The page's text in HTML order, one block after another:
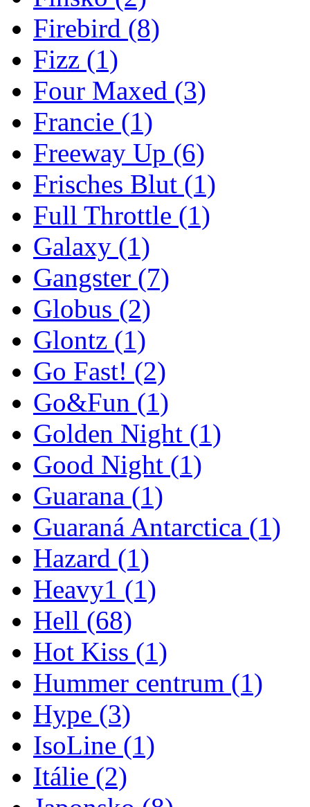
Firebird (8)
Fizz (1)
Four Maxed (3)
Francie (1)
Freeway Up (6)
Frisches Blut (1)
Full Throttle (1)
Galaxy (1)
Gangster (7)
Globus (2)
Glontz (1)
Go Fast! (2)
Go&Fun (1)
Golden Night (1)
Good Night (1)
Guarana (1)
Guaraná Antarctica (1)
Hazard (1)
Heavy1 (1)
Hell (68)
Hot Kiss (1)
Hummer centrum (1)
Hype (3)
IsoLine (1)
Itálie (2)